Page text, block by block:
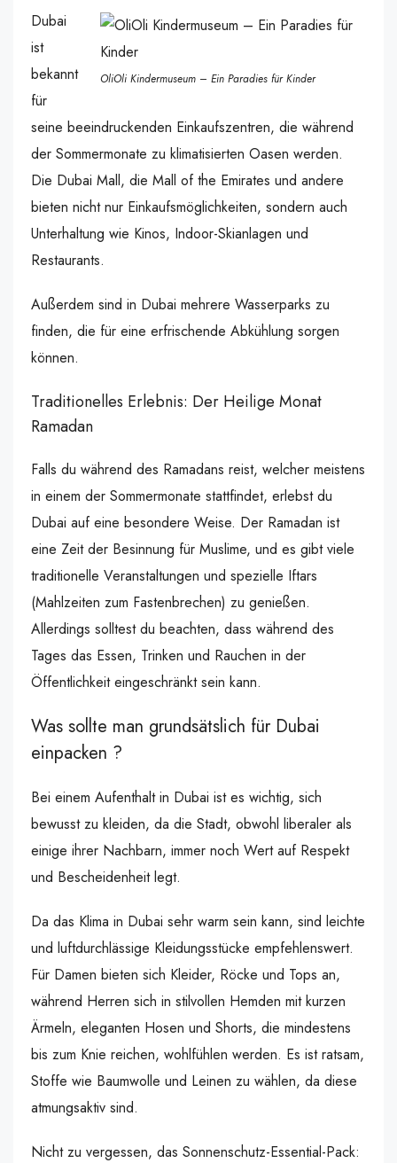
OliOli Kindermuseum – Ein Paradies für Kinder
Dubai
ist
bekannt
für
seine beeindruckenden Einkaufszentren, die während
der Sommermonate zu klimatisierten Oasen werden.
Die Dubai Mall, die Mall of the Emirates und andere
bieten nicht nur Einkaufsmöglichkeiten, sondern auch
Unterhaltung wie Kinos, Indoor-Skianlagen und
Restaurants.
Außerdem sind in Dubai mehrere Wasserparks zu
finden, die für eine erfrischende Abkühlung sorgen
können.
Traditionelles Erlebnis: Der Heilige Monat
Ramadan
Falls du während des Ramadans reist, welcher meistens
in einem der Sommermonate stattfindet, erlebst du
Dubai auf eine besondere Weise. Der Ramadan ist
eine Zeit der Besinnung für Muslime, und es gibt viele
traditionelle Veranstaltungen und spezielle Iftars
(Mahlzeiten zum Fastenbrechen) zu genießen.
Allerdings solltest du beachten, dass während des
Tages das Essen, Trinken und Rauchen in der
Öffentlichkeit eingeschränkt sein kann.
Was sollte man grundsätslich für Dubai
einpacken ?
Bei einem Aufenthalt in Dubai ist es wichtig, sich
bewusst zu kleiden, da die Stadt, obwohl liberaler als
einige ihrer Nachbarn, immer noch Wert auf Respekt
und Bescheidenheit legt.
Da das Klima in Dubai sehr warm sein kann, sind leichte
und luftdurchlässige Kleidungsstücke empfehlenswert.
Für Damen bieten sich Kleider, Röcke und Tops an,
während Herren sich in stilvollen Hemden mit kurzen
Ärmeln, eleganten Hosen und Shorts, die mindestens
bis zum Knie reichen, wohlfühlen werden. Es ist ratsam,
Stoffe wie Baumwolle und Leinen zu wählen, da diese
atmungsaktiv sind.
Nicht zu vergessen, das Sonnenschutz-Essential-Pack: